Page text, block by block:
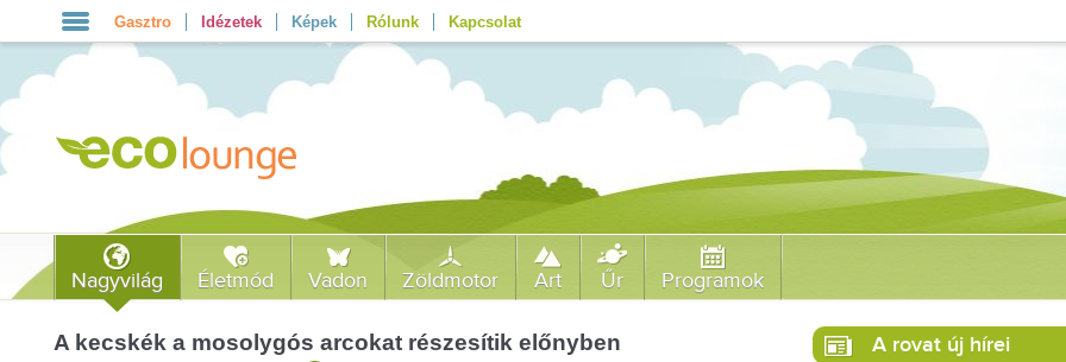
Gasztro Idézetek Képek Rólunk Kapcsolat
Nagyvilág Életmód Vadon Zöldmotor Art Űr Programok
A kecskék a mosolygós arcokat részesítik előnyben
A rovat új hírei